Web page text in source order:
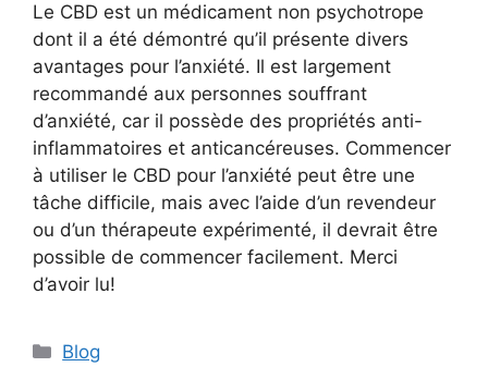
Le CBD est un médicament non psychotrope
dont il a été démontré qu’il présente divers
avantages pour l’anxiété. Il est largement
recommandé aux personnes souffrant
d’anxiété, car il possède des propriétés anti-
inflammatoires et anticancéreuses. Commencer
à utiliser le CBD pour l’anxiété peut être une
tâche difficile, mais avec l’aide d’un revendeur
ou d’un thérapeute expérimenté, il devrait être
possible de commencer facilement. Merci
d’avoir lu!
Catégories
Blog